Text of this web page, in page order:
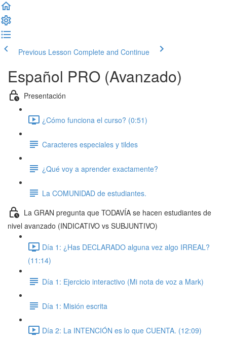
Previous Lesson Complete and Continue
Español PRO (Avanzado)
Presentación
¿Cómo funciona el curso? (0:51)
Caracteres especiales y tildes
¿Qué voy a aprender exactamente?
La COMUNIDAD de estudiantes.
La GRAN pregunta que TODAVÍA se hacen estudiantes de
nivel avanzado (INDICATIVO vs SUBJUNTIVO)
Día 1: ¿Has DECLARADO alguna vez algo IRREAL?
(11:14)
Día 1: Ejercicio interactivo (Mi nota de voz a Mark)
Día 1: Misión escrita
Día 2: La INTENCIÓN es lo que CUENTA. (12:09)